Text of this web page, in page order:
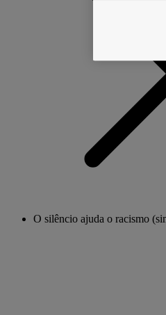
O silêncio ajuda o racismo